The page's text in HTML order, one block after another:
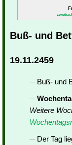
Buß- und
19.11.2459
Buß- und
Weitere
Der Tag